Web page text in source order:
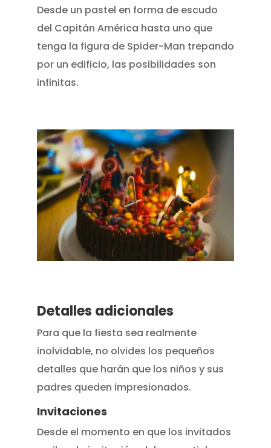
Desde un pastel en forma de escudo
del Capitán América hasta uno que
tenga la figura de Spider-Man trepando
por un edificio, las posibilidades son
infinitas.
Detalles adicionales
Para que la fiesta sea realmente
inolvidable, no olvides los pequeños
detalles que harán que los niños y sus
padres queden impresionados.
Invitaciones
Desde el momento en que los invitados